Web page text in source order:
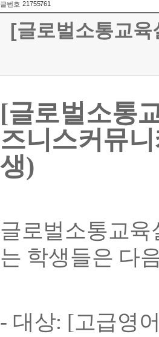
글번호 21755761
[글로벌소통교
[글로벌소통
즈니스커뮤
생)
글로벌소통교육
는 학생들은 다
- 대상: [고급영어